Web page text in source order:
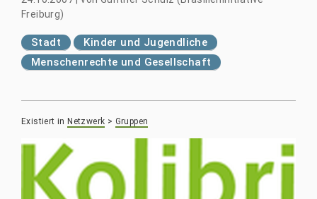
Freiburg)
Stadt
Kinder und Jugendliche
Menschenrechte und Gesellschaft
Existiert in Netzwerk > Gruppen